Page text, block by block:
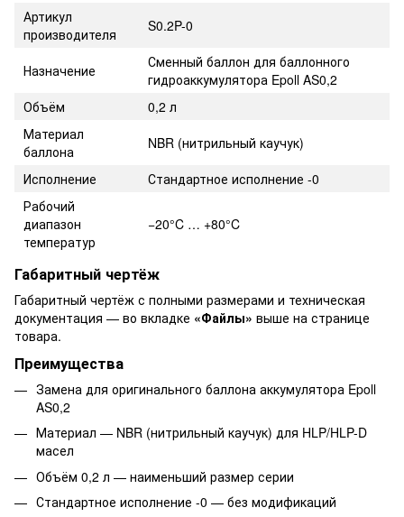
Артикул
производителя
S0.2P-0
Назначение
Сменный баллон для баллонного
гидроаккумулятора Epoll AS0,2
Объём
0,2 л
Материал
баллона
NBR (нитрильный каучук)
Исполнение
Стандартное исполнение -0
Рабочий
диапазон
температур
−20°C … +80°C
Габаритный чертёж
Габаритный чертёж с полными размерами и техническая
документация — во вкладке «Файлы» выше на странице
товара.
Преимущества
Замена для оригинального баллона аккумулятора Epoll
AS0,2
Материал — NBR (нитрильный каучук) для HLP/HLP-D
масел
Объём 0,2 л — наименьший размер серии
Стандартное исполнение -0 — без модификаций